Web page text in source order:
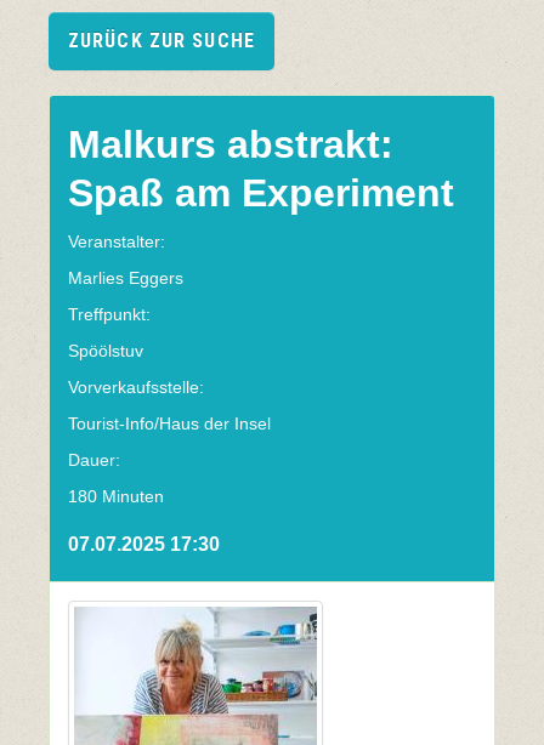
ZURÜCK ZUR SUCHE
Malkurs abstrakt:
Spaß am Experiment
Veranstalter:
Marlies Eggers
Treffpunkt:
Spöölstuv
Vorverkaufsstelle:
Tourist-Info/Haus der Insel
Dauer:
180 Minuten
07.07.2025 17:30